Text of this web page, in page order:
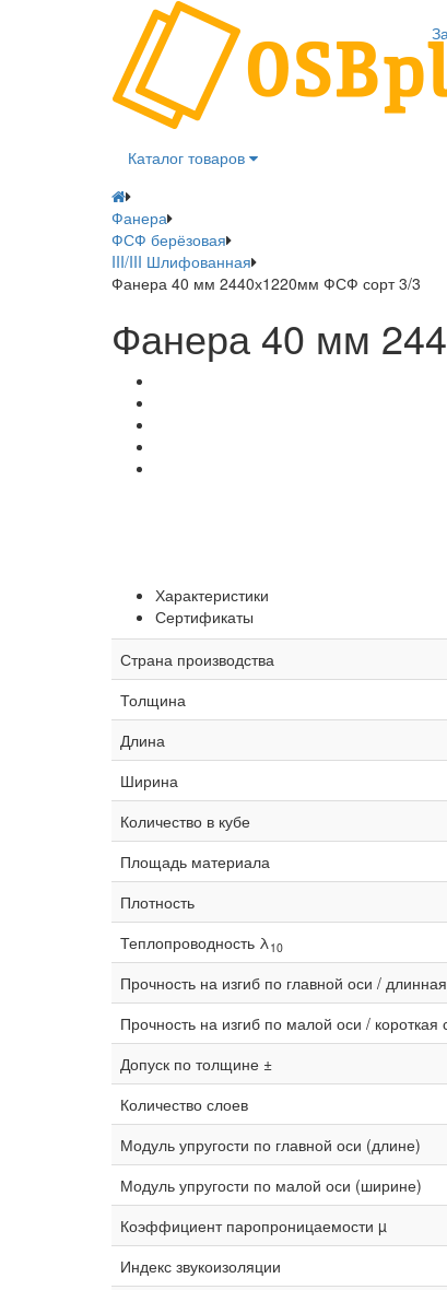
Каталог товаров
Фанера
ФСФ берёзовая
III/III Шлифованная
Фанера 40 мм 2440х1220мм ФСФ сорт 3/3
Фанера 40 мм
Характеристики
Сертификаты
Страна производства
Толщина
Длина
Ширина
Количество в кубе
Площадь материала
Плотность
Теплопроводность λ10
Прочность на изгиб по главной оси /
Прочность на изгиб по малой оси / короткая
Допуск по толщине ±
Количество слоев
Модуль упругости по главной оси (длине)
Модуль упругости по малой оси (ширине)
Коэффициент паропроницаемости µ
Индекс звукоизоляции